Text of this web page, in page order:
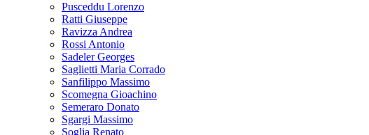
Pusceddu Lorenzo
Ratti Giuseppe
Ravizza Andrea
Rossi Antonio
Sadeler Georges
Saglietti Maria Corrado
Sanfilippo Massimo
Scomegna Gioachino
Semeraro Donato
Sgargi Massimo
Soglia Renato